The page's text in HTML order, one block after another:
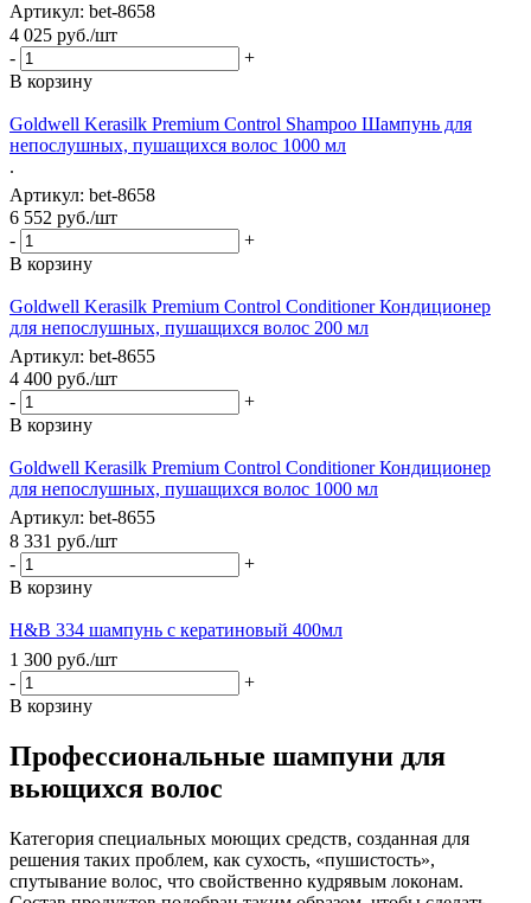
Артикул: bet-8658
4 025 руб./шт
-
+
В корзину
Goldwell Kerasilk Premium Control Shampoo Шампунь для
непослушных, пушащихся волос 1000 мл
.
Артикул: bet-8658
6 552 руб./шт
-
+
В корзину
Goldwell Kerasilk Premium Control Conditioner Кондиционер
для непослушных, пушащихся волос 200 мл
Артикул: bet-8655
4 400 руб./шт
-
+
В корзину
Goldwell Kerasilk Premium Control Conditioner Кондиционер
для непослушных, пушащихся волос 1000 мл
Артикул: bet-8655
8 331 руб./шт
-
+
В корзину
H&B 334 шампунь с кератиновый 400мл
1 300 руб./шт
-
+
В корзину
Профессиональные шампуни для
вьющихся волос
Категория специальных моющих средств, созданная для
решения таких проблем, как сухость, «пушистость»,
спутывание волос, что свойственно кудрявым локонам.